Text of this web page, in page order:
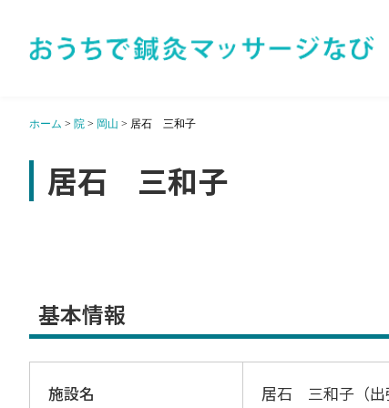
ホーム > 院 > 岡山 > 居石 三和子
居石 三和子
基本情報
施設名 居石 三和子（出